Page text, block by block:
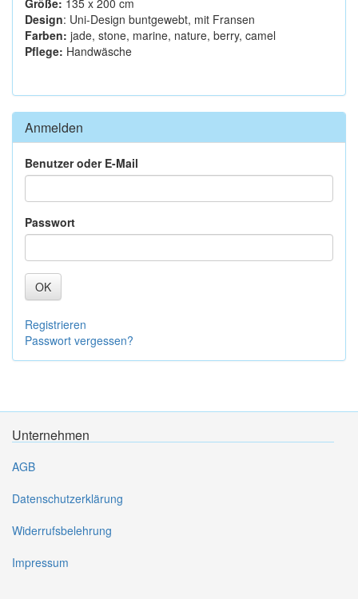
Größe: 135 x 200 cm
Design: Uni-Design buntgewebt, mit Fransen
Farben: jade, stone, marine, nature, berry, camel
Pflege: Handwäsche
Anmelden
Benutzer oder E-Mail
Passwort
OK
Registrieren
Passwort vergessen?
Unternehmen
AGB
Datenschutzerklärung
Widerrufsbelehrung
Impressum